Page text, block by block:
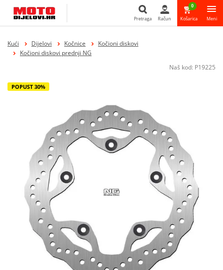
Pretraga Račun
0
Košarica Meni
Kući Dijelovi Kočnice
Kočioni diskovi
Kočioni diskovi prednji NG
Naš kod: P19225
POPUST 30%